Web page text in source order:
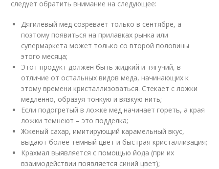
следует обратить внимание на следующее:
Дягилевый мед созревает только в сентябре, а
поэтому появиться на прилавках рынка или
супермаркета может только со второй половины
этого месяца;
Этот продукт должен быть жидкий и тягучий, в
отличие от остальных видов меда, начинающих к
этому времени кристаллизоваться. Стекает с ложки
медленно, образуя тонкую и вязкую нить;
Если подогретый в ложке мед начинает гореть, а края
ложки темнеют – это подделка;
Жженый сахар, имитирующий карамельный вкус,
выдают более темный цвет и быстрая кристаллизация;
Крахмал выявляется с помощью йода (при их
взаимодействии появляется синий цвет);